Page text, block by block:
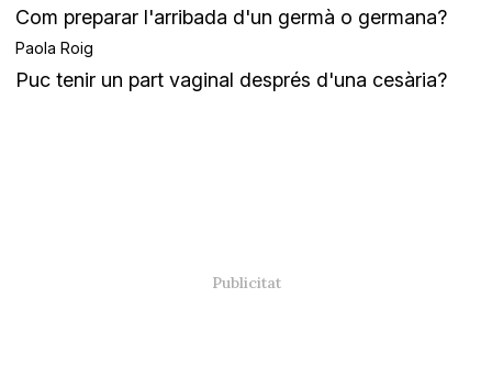
Com preparar l'arribada d'un germà o germana?
Paola Roig
Puc tenir un part vaginal després d'una cesària?